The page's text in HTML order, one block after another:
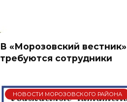
В «Морозовский вестник»
требуются сотрудники
НОВОСТИ МОРОЗОВСКОГО РАЙОНА